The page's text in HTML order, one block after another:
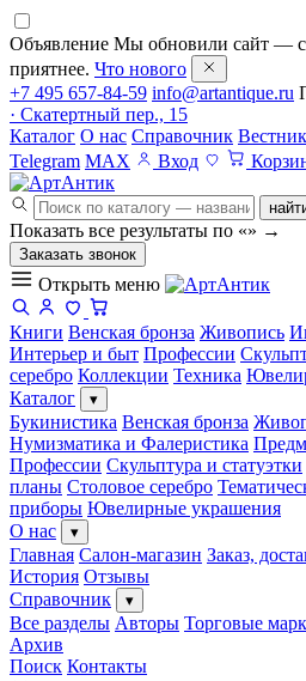
Объявление Мы обновили сайт —
приятнее. Что нового
+7 495 657-84-59 info@artantique.ru
· Скатертный пер., 15
Каталог О нас Справочник Вестник
Telegram MAX Вход
Показать все результаты по «» →
Заказать звонок
Открыть меню
Книги Венская бронза Живопись
Интерьер и быт Профессии
серебро Коллекции Техника
Каталог
▾
Букинистика Венская бронза
Нумизматика и Фалеристика
Профессии Скульптура и статуэтки
планы Столовое серебро
приборы Ювелирные украшения
О нас
▾
Главная Салон-магазин Заказ,
История Отзывы
Справочник
▾
Все разделы Авторы Торговые
Архив
Поиск Контакты